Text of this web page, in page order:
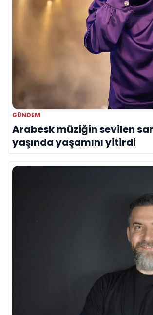
GÜNDEM
Arabesk müziğin sevilen
yaşında yaşamını yitirdi